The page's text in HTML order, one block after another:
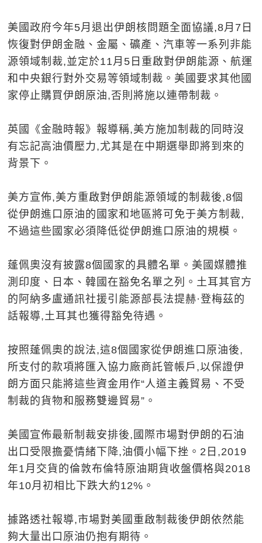
美國政府今年5月退出伊朗核問題全面協議,8月7日
恢復對伊朗金融、金屬、礦產、汽車等一系列非能
源領域制裁,並定於11月5日重啟對伊朗能源、航運
和中央銀行對外交易等領域制裁。美國要求其他國
家停止購買伊朗原油,否則將施以連帶制裁。
英國《金融時報》報導稱,美方施加制裁的同時沒
有忘記高油價壓力,尤其是在中期選舉即將到來的
背景下。
美方宣佈,美方重啟對伊朗能源領域的制裁後,8個
從伊朗進口原油的國家和地區將可免于美方制裁,
不過這些國家必須降低從伊朗進口原油的規模。
蓬佩奧沒有披露8個國家的具體名單。美國媒體推
測印度、日本、韓國在豁免名單之列。土耳其官方
的阿納多盧通訊社援引能源部長法提赫·登梅茲的
話報導,土耳其也獲得豁免待遇。
按照蓬佩奧的說法,這8個國家從伊朗進口原油後,
所支付的款項將匯入協力廠商託管帳戶,以保證伊
朗方面只能將這些資金用作“人道主義貿易、不受
制裁的貨物和服務雙邊貿易”。
美國宣佈最新制裁安排後,國際市場對伊朗的石油
出口受限擔憂情緒下降,油價小幅下挫。2日,2019
年1月交貨的倫敦布倫特原油期貨收盤價格與2018
年10月初相比下跌大約12%。
據路透社報導,市場對美國重啟制裁後伊朗依然能
夠大量出口原油仍抱有期待。